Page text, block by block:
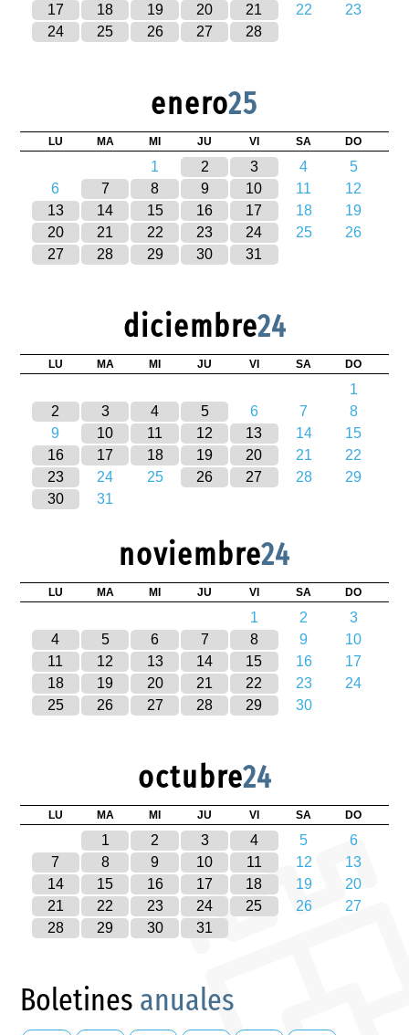
17
18 19 20 21 22
23
24
25 26 27 28
enero25
LU MA MI JU VI SA DO
1 2 3 4
5
6
7 8 9 10 11
12
13
14 15 16 17 18
19
20
21 22 23 24 25
26
27
28 29 30 31
diciembre24
LU MA MI JU VI SA DO
1
2
3 4 5 6 7
8
9
10 11 12 13 14
15
16
17 18 19 20 21
22
23
24 25 26 27 28
29
30
31
noviembre24
LU MA MI JU VI SA DO
1 2
3
4
5 6 7 8 9
10
11
12 13 14 15 16
17
18
19 20 21 22 23
24
25
26 27 28 29 30
octubre24
LU MA MI JU VI SA DO
1 2 3 4 5
6
7
8 9 10 11 12
13
14
15 16 17 18 19
20
21
22 23 24 25 26
27
28
29 30 31
Boletines anuales